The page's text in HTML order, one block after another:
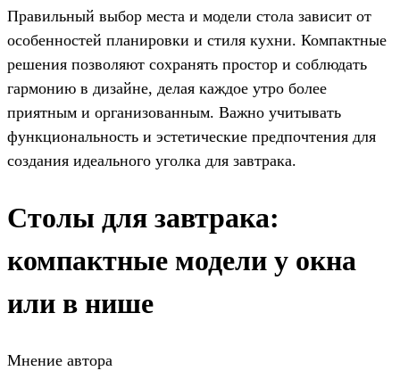
Правильный выбор места и модели стола зависит от
особенностей планировки и стиля кухни. Компактные
решения позволяют сохранять простор и соблюдать
гармонию в дизайне, делая каждое утро более
приятным и организованным. Важно учитывать
функциональность и эстетические предпочтения для
создания идеального уголка для завтрака.
Столы для завтрака:
компактные модели у окна
или в нише
Мнение автора